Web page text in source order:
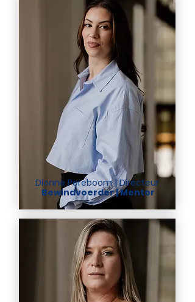
Dionne Pereboom | Directeur
Bewindvoerder | Mentor